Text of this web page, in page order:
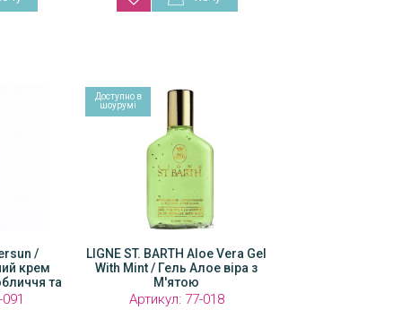
/
крем
та
Aloe Vera Gel
віра з
77-040
LIGNE ST. BARTH Aloe Vera Gel
With Mint / Гель Алое віра з
М'ятою
Артикул: 77-018
Доступно в
шоурумі